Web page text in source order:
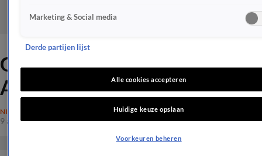
Gastoptreden Emma Kok bij
André Rieu gaat viral
NIEUWS
9 aug 2023, 08:29
Marketing & Social media
Derde partijen lijst
Alle cookies accepteren
Huidige keuze opslaan
Voorkeuren beheren